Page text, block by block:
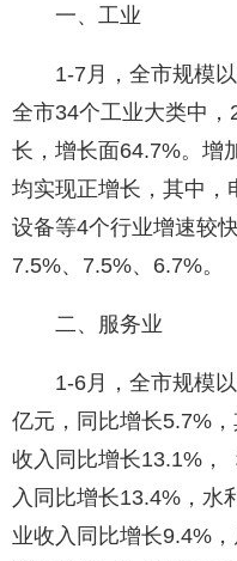
一、工业
1-7月，全市规模以
全市34个工业大类中
长，增长面64.7%。增
均实现正增长，其中，
设备等4个行业增速较
7.5%、7.5%、6.7%。
二、服务业
1-6月，全市规模以
亿元，同比增长5.7%
收入同比增长13.1%，
入同比增长13.4%，水
业收入同比增长9.4%